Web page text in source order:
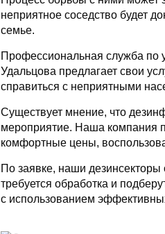
неприятное соседство будет
семье.
Профессиональная служба по
Удальцова предлагает свои
справиться с неприятными
Существует мнение, что
мероприятие. Наша компания
комфортные цены,
По заявке, наши дезинсекторы
требуется обработка и
с использованием